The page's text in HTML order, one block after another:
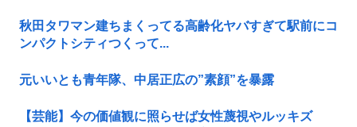
秋田タワマン建ちまくってる高齢化ヤバすぎて駅前にコ
ンパクトシティつくって...
元いいとも青年隊、中居正広の”素顔”を暴露
【芸能】今の価値観に照らせば女性蔑視やルッキズ